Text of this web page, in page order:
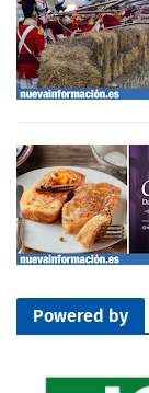
Powered by